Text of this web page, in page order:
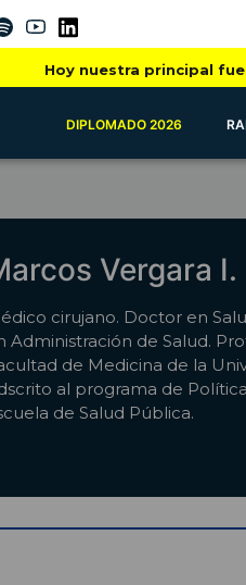
Hoy nuestra principal
DIPLOMADO 2026
Vergara I.
cirujano. Doctor en
Administración de Salud.
de Medicina de la
al programa de
de Salud Pública.